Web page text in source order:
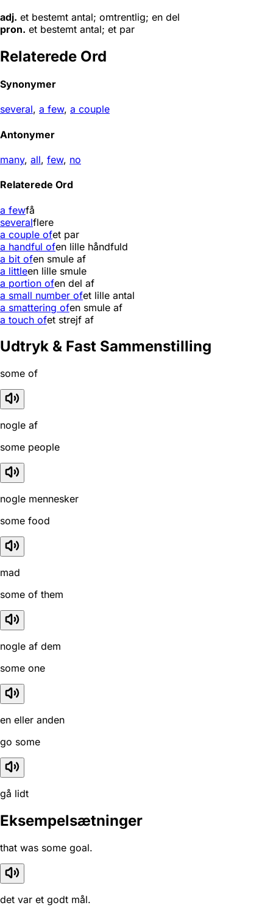
adj. et bestemt antal; omtrentlig; en del
pron. et bestemt antal; et par
Relaterede Ord
Synonymer
several, a few, a couple
Antonymer
many, all, few, no
Relaterede Ord
a fewfå
severalflere
a couple ofet par
a handful ofen lille håndfuld
a bit ofen smule af
a littleen lille smule
a portion ofen del af
a small number ofet lille antal
a smattering ofen smule af
a touch ofet strejf af
Udtryk & Fast Sammenstilling
some of
nogle af
some people
nogle mennesker
some food
mad
some of them
nogle af dem
some one
en eller anden
go some
gå lidt
Eksempelsætninger
that was some goal.
det var et godt mål.